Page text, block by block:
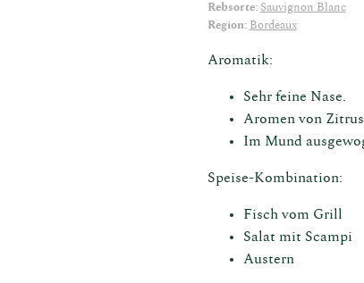
Rebsorte: Sauvignon Blanc
Region: Bordeaux
Aromatik:
Sehr feine Nase.
Aromen von
Im Mund
Speise-Kombination:
Fisch vom Grill
Salat mit Scampi
Austern